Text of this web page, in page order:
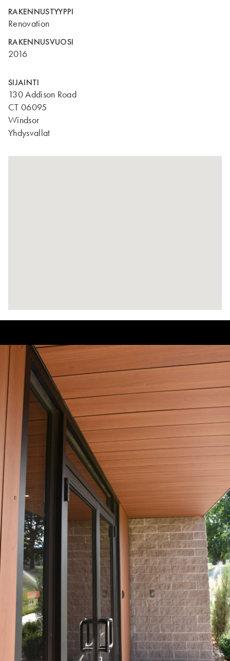
RAKENNUSTYYPPI
Renovation
RAKENNUSVUOSI
2016
SIJAINTI
130 Addison Road
CT 06095
Windsor
Yhdysvallat